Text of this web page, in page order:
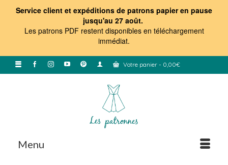
Service client et expéditions de patrons papier en pause
jusqu'au 27 août.
Les patrons PDF restent disponibles en téléchargement
immédiat.
Votre panier - 0,00€
Menu